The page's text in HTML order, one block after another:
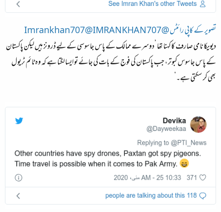
تصویر کے کاپی رائٹس @Imrankhan707@IMRANKHAN707
دیویکا نامی صارف کا کہنا تھا ’دوسرے ممالک کے پاس جاسوسی کے لیے ڈرونز ہیں لیکن پاکستان
کے پاس جاسوس کبوتر، جب پاکستان کی فوج کے بات کی جائے تو ایسا لگتا ہے کہ وہ ٹائم ٹریول
بھی کر سکتی ہے۔‘